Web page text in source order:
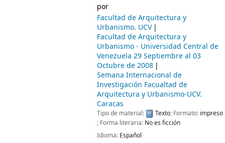
por
Facultad de Arquitectura y
Urbanismo. UCV
Facultad de Arquitectura y
Urbanismo - Universidad Central de
Venezuela 29 Septiembre al 03
Octubre de 2008
Semana Internacional de
Investigación Facualtad de
Arquitectura y Urbanismo-UCV.
Caracas
Tipo de material: Texto; Formato: impreso
; Forma literaria: No es ficción
Idioma: Español